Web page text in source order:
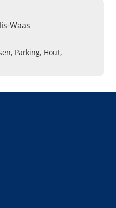
Waas
Parking, Hout,